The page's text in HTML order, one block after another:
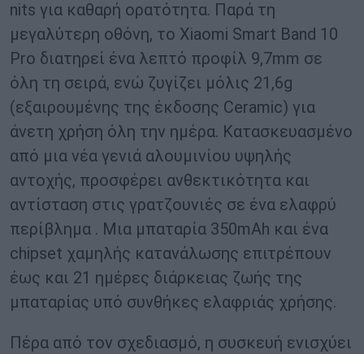
nits για καθαρή ορατότητα. Παρά τη
μεγαλύτερη οθόνη, το Xiaomi Smart Band 10
Pro διατηρεί ένα λεπτό προφίλ 9,7mm σε
όλη τη σειρά, ενώ ζυγίζει μόλις 21,6g
(εξαιρουμένης της έκδοσης Ceramic) για
άνετη χρήση όλη την ημέρα. Κατασκευασμένο
από μια νέα γενιά αλουμινίου υψηλής
αντοχής, προσφέρει ανθεκτικότητα και
αντίσταση στις γρατζουνιές σε ένα ελαφρύ
περίβλημα . Μια μπαταρία 350mAh και ένα
chipset χαμηλής κατανάλωσης επιτρέπουν
έως και 21 ημέρες διάρκειας ζωής της
μπαταρίας υπό συνθήκες ελαφριάς χρήσης.
Πέρα από τον σχεδιασμό, η συσκευή ενισχύει